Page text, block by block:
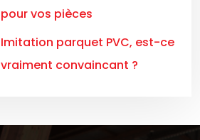
pour vos pièces
Imitation parquet PVC, est-ce
vraiment convaincant ?